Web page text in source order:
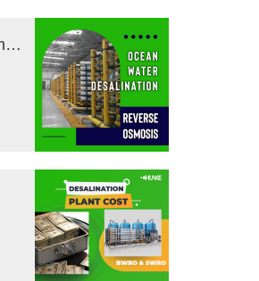
En İyi Teknoloji Ters Osmozlu Okyanus Suyu Tuzdan Arındırma Tesisleri